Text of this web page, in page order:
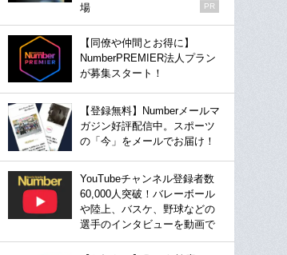
場
PR
【同僚や仲間とお得に】
NumberPREMIER法人プラン
が募集スタート！
【登録無料】Numberメールマ
ガジン好評配信中。スポーツ
の「今」をメールでお届け！
YouTubeチャンネル登録者数
60,000人突破！バレーボール
や陸上、バスケ、野球などの
選手のインタビューを動画で